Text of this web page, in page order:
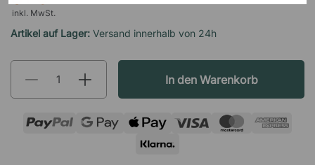
inkl. MwSt.
Artikel auf Lager: Versand innerhalb von 24h
In den Warenkorb